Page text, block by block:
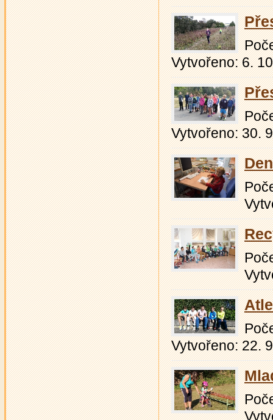
Vytvořeno: 6.
Vytvořeno: 30.
Vytvořeno: 22.